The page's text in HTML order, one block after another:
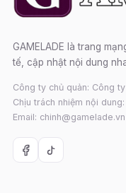
GAMELADE là trang
tế, cập nhật nội dung
Công ty chủ quản: Công
Chịu trách nhiệm nội
Email: